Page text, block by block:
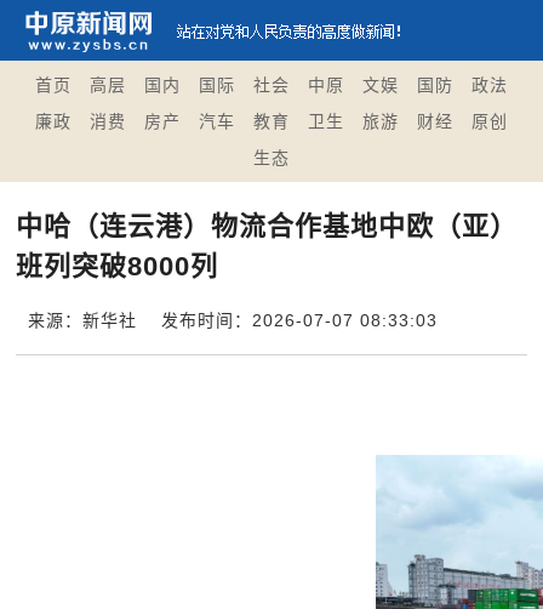
首页 高层 国内 国际 社会 中原 文娱 国防
政法
廉政
消费 房产 汽车 教育 卫生 旅游 财经
原创
生态
中哈（连云港）物流合作基地中欧（亚）
班列突破8000列
来源：新华社 发布时间：2026-07-07 08:33:03